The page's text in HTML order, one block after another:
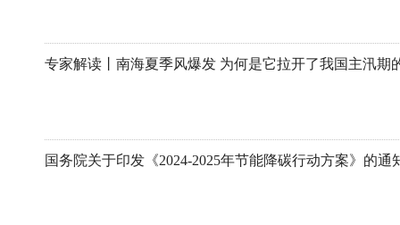
专家解读丨南海夏季风爆发 为何是它拉开了我国主汛期
国务院关于印发《2024-2025年节能降碳行动方案》的通